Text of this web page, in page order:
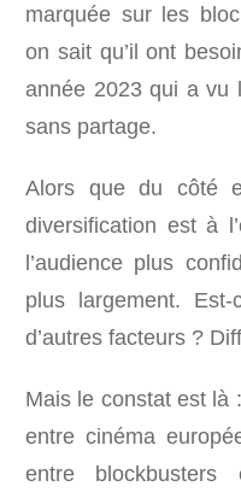
marquée sur les
on sait qu’il ont
année 2023 qui a vu
sans partage.
Alors que du côté
diversification est à
l’audience plus
plus largement.
d’autres facteurs ?
Mais le constat est là
entre cinéma
entre